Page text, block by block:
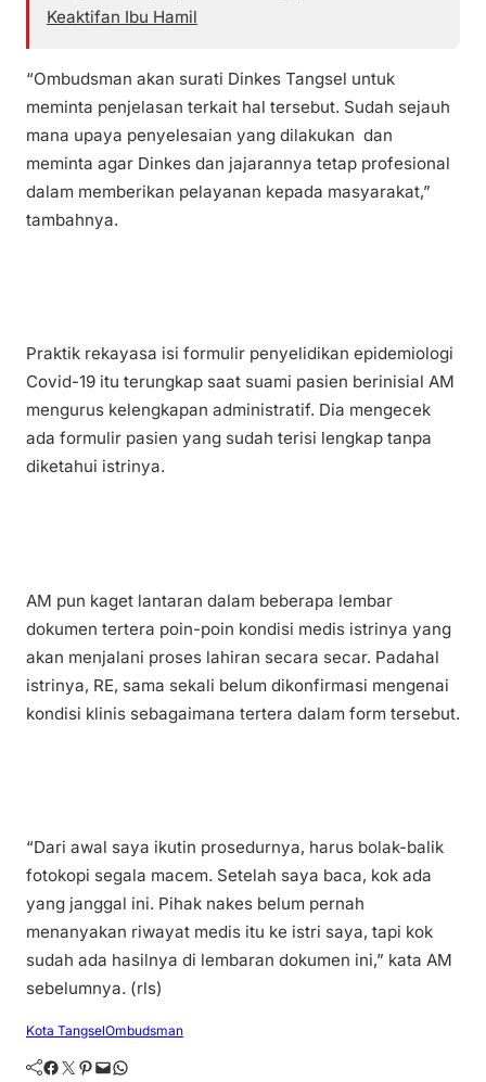
Keaktifan Ibu Hamil
“Ombudsman akan surati Dinkes Tangsel untuk
meminta penjelasan terkait hal tersebut. Sudah sejauh
mana upaya penyelesaian yang dilakukan dan
meminta agar Dinkes dan jajarannya tetap profesional
dalam memberikan pelayanan kepada masyarakat,”
tambahnya.
Praktik rekayasa isi formulir penyelidikan epidemiologi
Covid-19 itu terungkap saat suami pasien berinisial AM
mengurus kelengkapan administratif. Dia mengecek
ada formulir pasien yang sudah terisi lengkap tanpa
diketahui istrinya.
AM pun kaget lantaran dalam beberapa lembar
dokumen tertera poin-poin kondisi medis istrinya yang
akan menjalani proses lahiran secara secar. Padahal
istrinya, RE, sama sekali belum dikonfirmasi mengenai
kondisi klinis sebagaimana tertera dalam form tersebut.
“Dari awal saya ikutin prosedurnya, harus bolak-balik
fotokopi segala macem. Setelah saya baca, kok ada
yang janggal ini. Pihak nakes belum pernah
menanyakan riwayat medis itu ke istri saya, tapi kok
sudah ada hasilnya di lembaran dokumen ini,” kata AM
sebelumnya. (rls)
Kota TangselOmbudsman
Facebook Twitter Pinterest Mail WhatsApp